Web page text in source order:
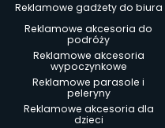
Reklamowe gadżety do biura
Reklamowe akcesoria do
podróży
Reklamowe akcesoria
wypoczynkowe
Reklamowe parasole i
peleryny
Reklamowe akcesoria dla
dzieci